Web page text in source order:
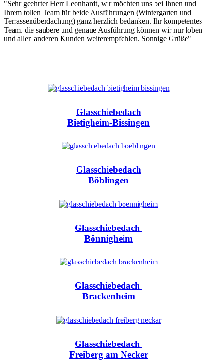
"Sehr geehrter Herr Leonhardt, wir möchten uns bei Ihnen und
Ihrem tollen Team für beide Ausführungen (Wintergarten und
Terrassenüberdachung) ganz herzlich bedanken. Ihr kompetentes
Team, die saubere und genaue Ausführung können wir nur loben
und allen anderen Kunden weiterempfehlen. Sonnige Grüße"
Glasschiebedach
Bietigheim-Bissingen
Glasschiebedach
Böblingen
Glasschiebedach
Bönnigheim
Glasschiebedach
Brackenheim
Glasschiebedach
Freiberg am Necker